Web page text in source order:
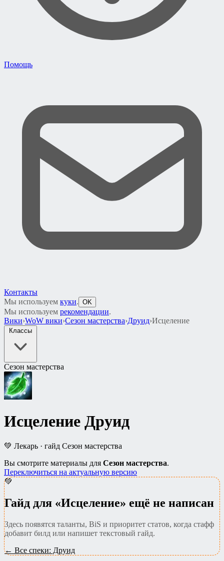
Помощь
Контакты
Мы используем куки. OK
Мы используем рекомендации.
Вики›WoW вики›Сезон мастерства›Друид›Исцеление
Сезон мастерства
Исцеление Друид
💚 Лекарь · гайд Сезон мастерства
Вы смотрите материалы для Сезон мастерства.
Переключиться на актуальную версию
💚
Гайд для «Исцеление» ещё не написан
Здесь появятся таланты, BiS и приоритет статов, когда стафф
добавит билд или напишет текстовый гайд.
← Все спеки: Друид